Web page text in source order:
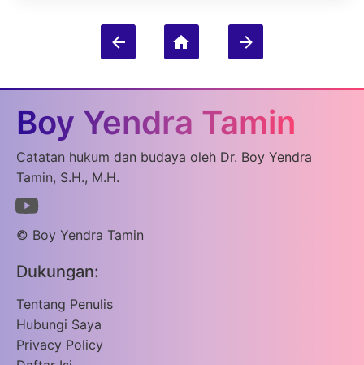
Boy Yendra Tamin
Catatan hukum dan budaya oleh Dr. Boy Yendra
Tamin, S.H., M.H.
© Boy Yendra Tamin
Dukungan:
Tentang Penulis
Hubungi Saya
Privacy Policy